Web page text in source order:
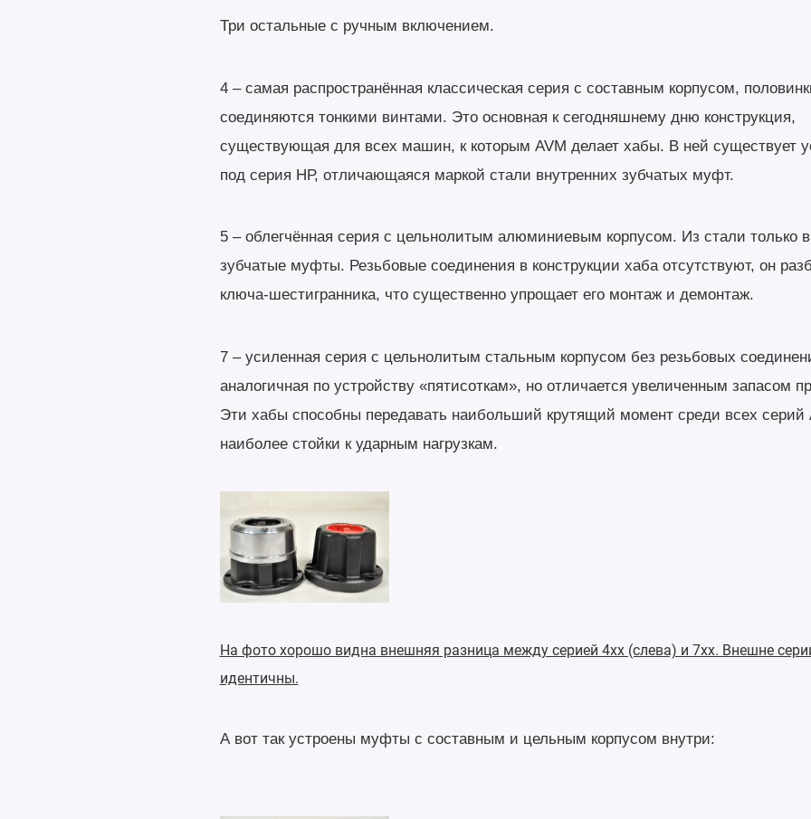
Три остальные с ручным включением.
4 – самая распространённая классическая серия с составным корпусом,
соединяются тонкими винтами. Это основная к сегодняшнему дню конструкция,
существующая для всех машин, к которым AVM делает хабы. В ней существует
под серия НР, отличающаяся маркой стали внутренних зубчатых муфт.
5 – облегчённая серия с цельнолитым алюминиевым корпусом. Из стали только
зубчатые муфты. Резьбовые соединения в конструкции хаба отсутствуют, он
ключа-шестигранника, что существенно упрощает его монтаж и демонтаж.
7 – усиленная серия с цельнолитым стальным корпусом без резьбовых
аналогичная по устройству «пятисоткам», но отличается увеличенным запасом
Эти хабы способны передавать наибольший крутящий момент среди всех серий
наиболее стойки к ударным нагрузкам.
На фото хорошо видна внешняя разница между серией 4хх (слева) и 7хх. Внешне
идентичны.
А вот так устроены муфты с составным и цельным корпусом внутри: